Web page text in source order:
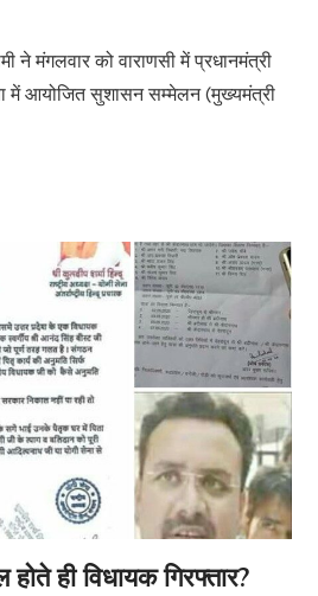
ने मंगलवार को वाराणसी में प्रधानमंत्री
में आयोजित सुशासन सम्मेलन (मुख्यमंत्री
ही विधायक गिरफ्तार?